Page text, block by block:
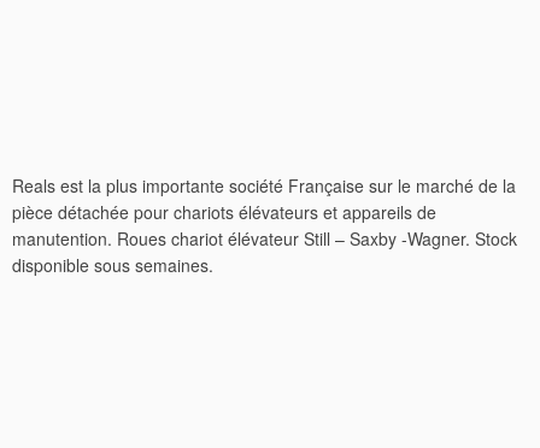
Reals est la plus importante société Française sur le marché de la
pièce détachée pour chariots élévateurs et appareils de
manutention. Roues chariot élévateur Still – Saxby -Wagner. Stock
disponible sous semaines.